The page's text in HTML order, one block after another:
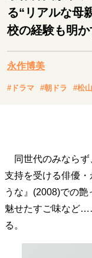
セカンドキャリアの
夢を掴む選択
リーダーの流儀
トップが描く未来
る“リアルな母
校の経験も明か
永作博美
#ドラマ #朝ドラ #松
同世代のみならず
支持を受ける俳優
うな』(2008)での
魅せたすご味など
る。